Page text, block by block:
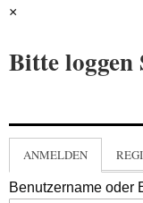
×
Bitte loggen
ANMELDEN
Benutzername oder